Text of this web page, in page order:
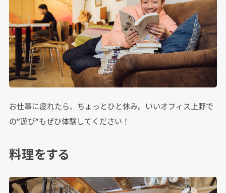
お仕事に疲れたら、ちょっとひと休み。いいオフィス上野で
の”遊び”もぜひ体験してください！
料理をする